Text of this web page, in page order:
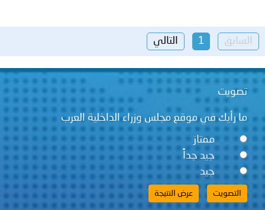
السابق 1 التالي
تصويت
ما رأيك في موقع مجلس وزراء الداخلية العرب
ممتاز
جيد جداً
جيد